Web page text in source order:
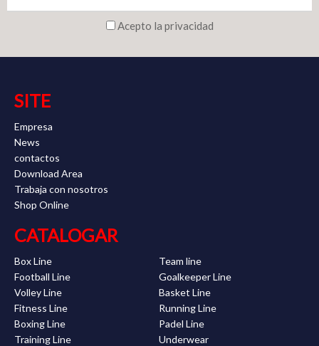
Acepto la privacidad
SITE
Empresa
News
contactos
Download Area
Trabaja con nosotros
Shop Online
CATALOGAR
Box Line
Team line
Football Line
Goalkeeper Line
Volley Line
Basket Line
Fitness Line
Running Line
Boxing Line
Padel Line
Training Line
Underwear